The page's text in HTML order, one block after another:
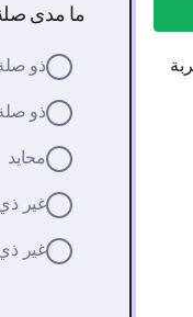
ما مدى صلة
ذو
ذو
محايد
غير
غير